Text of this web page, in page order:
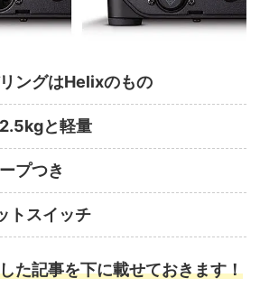
ングはHelixのもの
と軽量
プつき
トスイッチ
た記事を下に載せておきます！